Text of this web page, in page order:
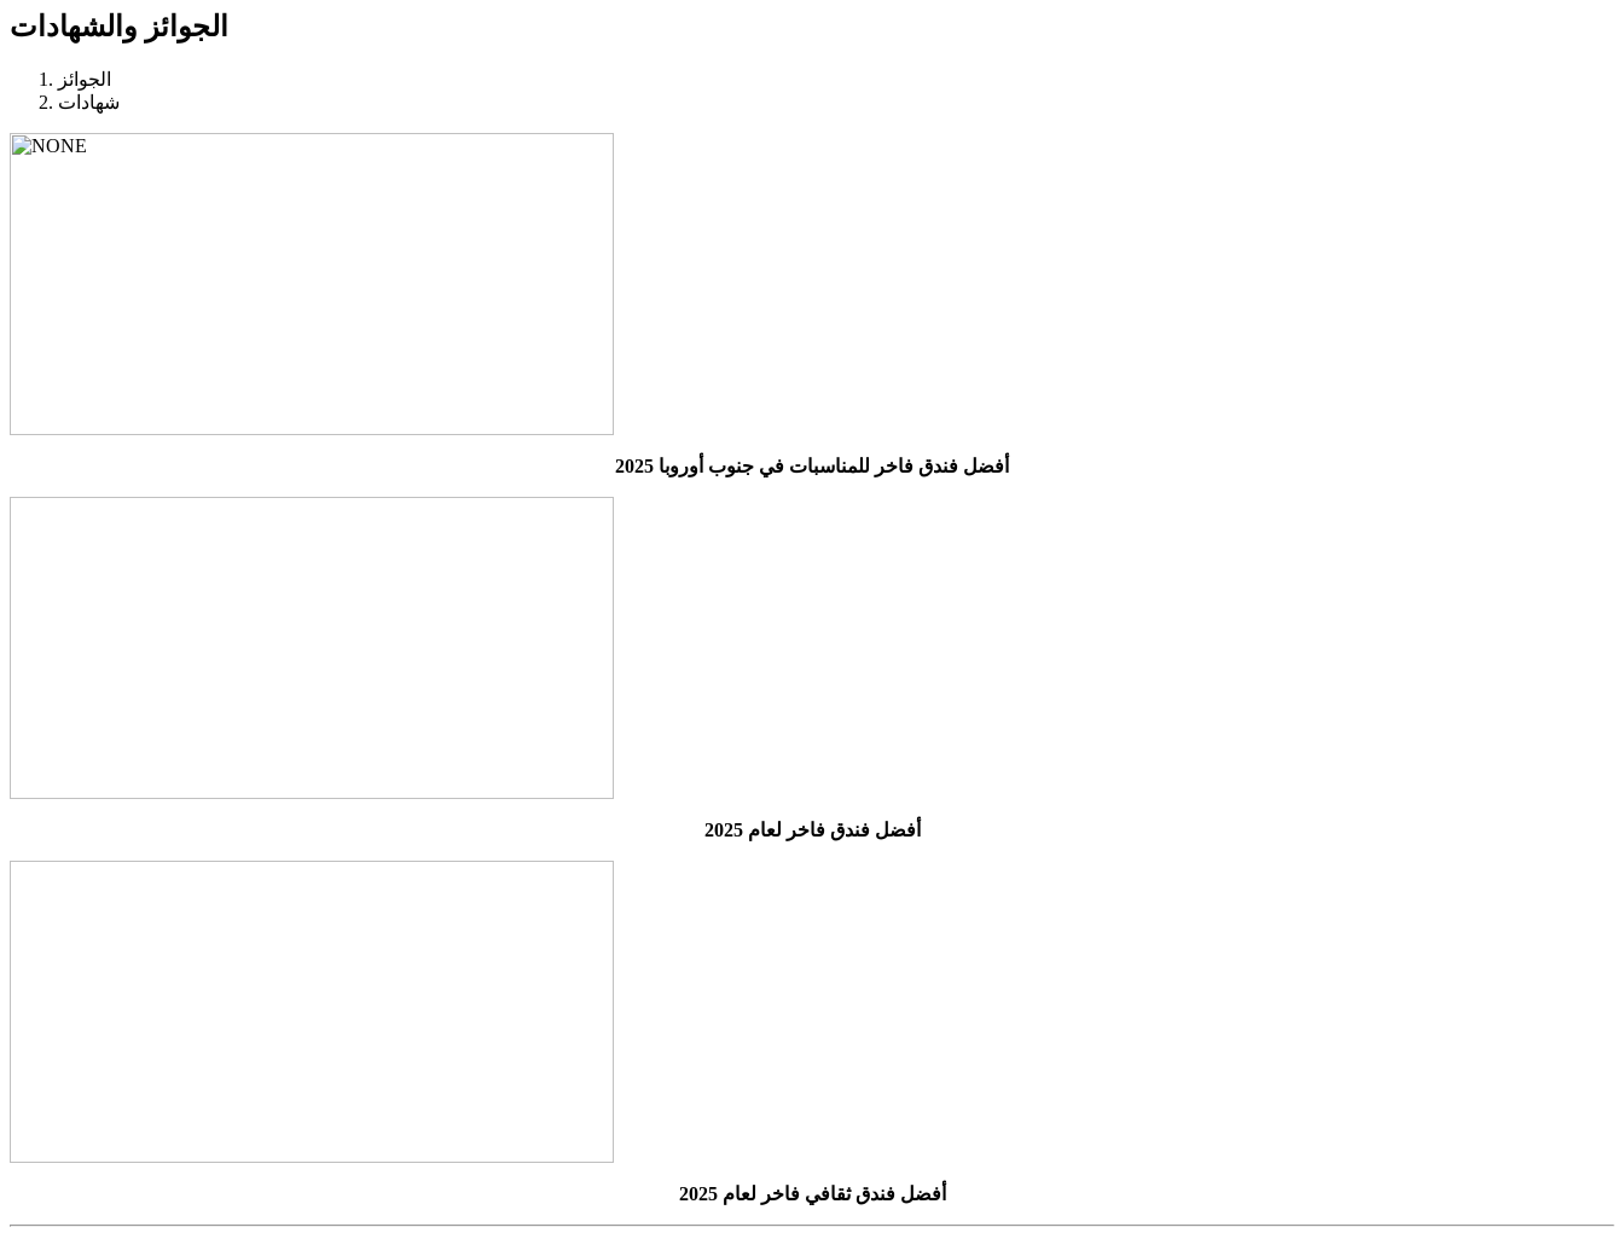
الجوائز والشهادات
الجوائز
شهادات
أفضل فندق فاخر للمناسبات في جنوب أوروبا 2025
أفضل فندق فاخر لعام 2025
أفضل فندق ثقافي فاخر لعام 2025